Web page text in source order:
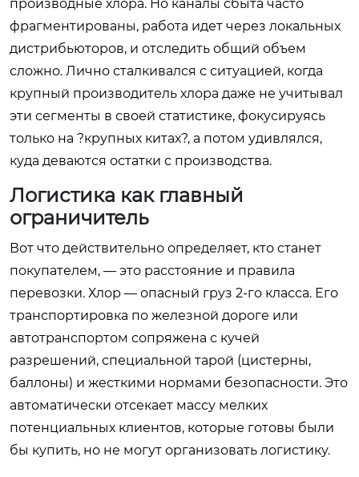
производные хлора. Но каналы сбыта часто
фрагментированы, работа идет через локальных
дистрибьюторов, и отследить общий объем
сложно. Лично сталкивался с ситуацией, когда
крупный производитель хлора даже не учитывал
эти сегменты в своей статистике, фокусируясь
только на ?крупных китах?, а потом удивлялся,
куда деваются остатки с производства.
Логистика как главный
ограничитель
Вот что действительно определяет, кто станет
покупателем, — это расстояние и правила
перевозки. Хлор — опасный груз 2-го класса. Его
транспортировка по железной дороге или
автотранспортом сопряжена с кучей
разрешений, специальной тарой (цистерны,
баллоны) и жесткими нормами безопасности. Это
автоматически отсекает массу мелких
потенциальных клиентов, которые готовы были
бы купить, но не могут организовать логистику.